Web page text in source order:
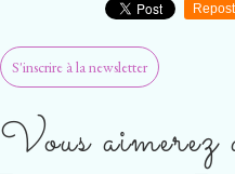
Repost
S'inscrire à la newsletter
Vous aimerez